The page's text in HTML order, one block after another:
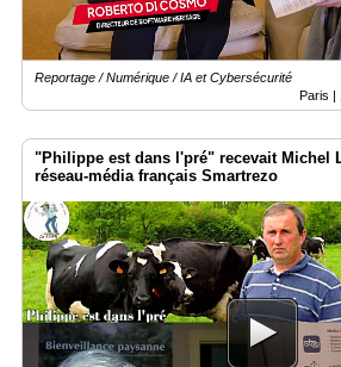
Reportage / Numérique / IA et Cybersécurité
Paris |
"Philippe est dans l'pré" recevait Michel
réseau-média français Smartrezo